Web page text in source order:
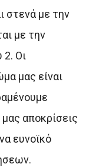
στενά με την
με την
2. Οι
μας είναι
αποκρίσεις
ευνοϊκό